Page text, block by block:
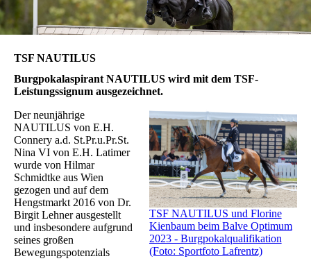
TSF NAUTILUS
Burgpokalaspirant NAUTILUS wird mit dem TSF-
Leistungssignum ausgezeichnet.
TSF NAUTILUS und Florine
Kienbaum beim Balve Optimum
2023 - Burgpokalqualifikation
(Foto: Sportfoto Lafrentz)
Der neunjährige
NAUTILUS von E.H.
Connery a.d. St.Pr.u.Pr.St.
Nina VI von E.H. Latimer
wurde von Hilmar
Schmidtke aus Wien
gezogen und auf dem
Hengstmarkt 2016 von Dr.
Birgit Lehner ausgestellt
und insbesondere aufgrund
seines großen
Bewegungspotenzials